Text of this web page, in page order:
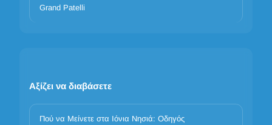
Grand Patelli
Αξίζει να διαβάσετε
Πού να Μείνετε στα Ιόνια Νησιά: Οδηγός